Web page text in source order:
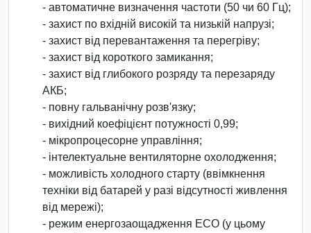
- автоматичне визначення частоти (50 чи 60 Гц);
- захист по вхідній високій та низькій напрузі;
- захист від перевантаження та перегріву;
- захист від короткого замикання;
- захист від глибокого розряду та перезаряду
АКБ;
- повну гальванічну розв'язку;
- вихідний коефіцієнт потужності 0,99;
- мікропроцесорне управління;
- інтелектуальне вентиляторне охолодження;
- можливість холодного старту (ввімкнення
техніки від батарей у разі відсутності живлення
від мережі);
- режим енергозаощадження ECO (у цьому